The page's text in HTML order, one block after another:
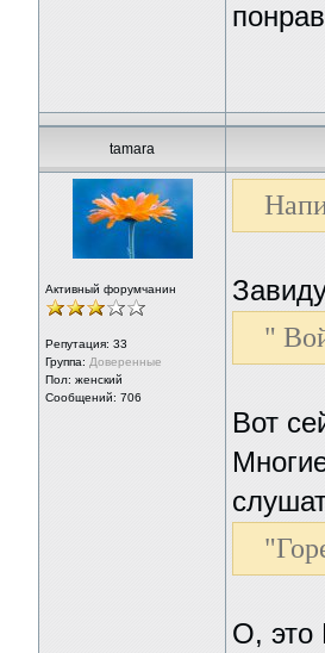
tamara
Активный форумчанин
Репутация: 33
Группа: Доверенные
Пол: женский
Сообщений: 706
"
Вот
О, это